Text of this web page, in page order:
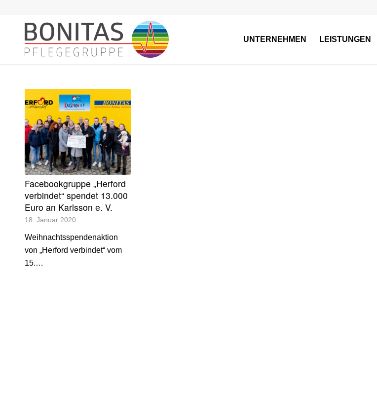
UNTERNEHMEN LEISTUNGEN
Facebookgruppe „Herford
verbindet“ spendet 13.000
Euro an Karlsson e. V.
18. Januar 2020
Weihnachtsspendenaktion
von „Herford verbindet“ vom
15.…